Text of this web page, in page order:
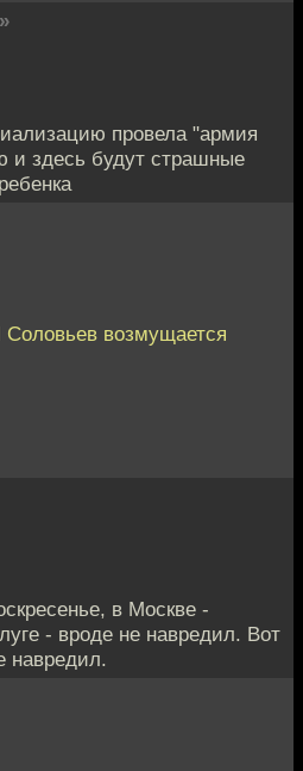
»
провела "армия
и здесь будут страшные
возмущается
в Москве -
- вроде не навредил. Вот
навредил.